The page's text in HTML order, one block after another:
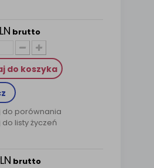
brutto
do koszyka
do porównania
do listy życzeń
brutto